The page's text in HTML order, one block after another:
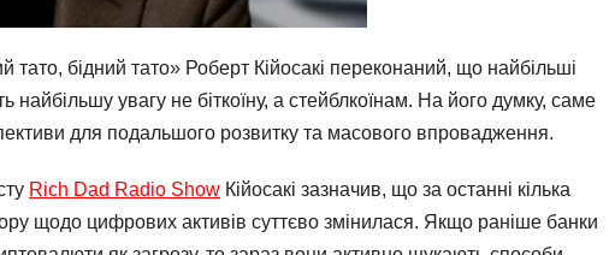
тато, бідний тато» Роберт Кійосакі переконаний, що найбільші
найбільшу увагу не біткоїну, а стейблкоїнам. На його думку, саме
для подальшого розвитку та масового впровадження.
Rich Dad Radio Show Кійосакі зазначив, що за останні кілька
щодо цифрових активів суттєво змінилася. Якщо раніше банки